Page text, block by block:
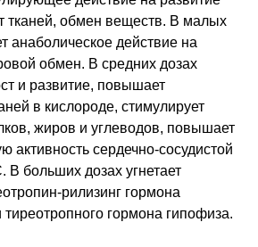
тканей, обмен веществ. В малых
анаболическое действие на
обмен. В средних дозах
и развитие, повышает
в кислороде, стимулирует
жиров и углеводов, повышает
активность сердечно-сосудистой
. В больших дозах угнетает
рилизинг гормона
тиреотропного гормона гипофиза.